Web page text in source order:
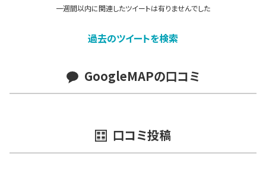
一週間以内に関連したツイートは有りませんでした
過去のツイートを検索
GoogleMAPの口コミ
口コミ投稿